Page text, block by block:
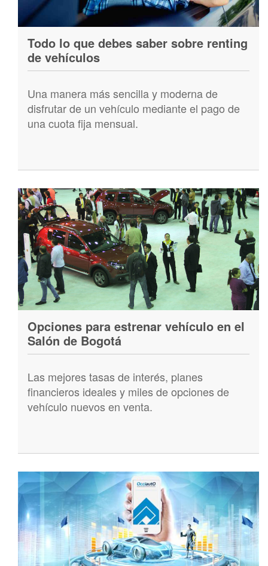
Todo lo que debes saber sobre renting
de vehículos
Una manera más sencilla y moderna de
disfrutar de un vehículo mediante el pago de
una cuota fija mensual.
Opciones para estrenar vehículo en el
Salón de Bogotá
Las mejores tasas de interés, planes
financieros ideales y miles de opciones de
vehículo nuevos en venta.